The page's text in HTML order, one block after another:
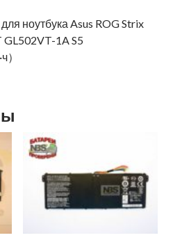
ноутбука Asus ROG Strix
1A S5
）